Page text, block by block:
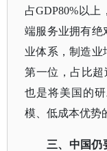
占GDP80%以
端服务业拥有绝
业体系，制造业
第一位，占比超
也是将美国的
模、低成本优势
三、中国仍